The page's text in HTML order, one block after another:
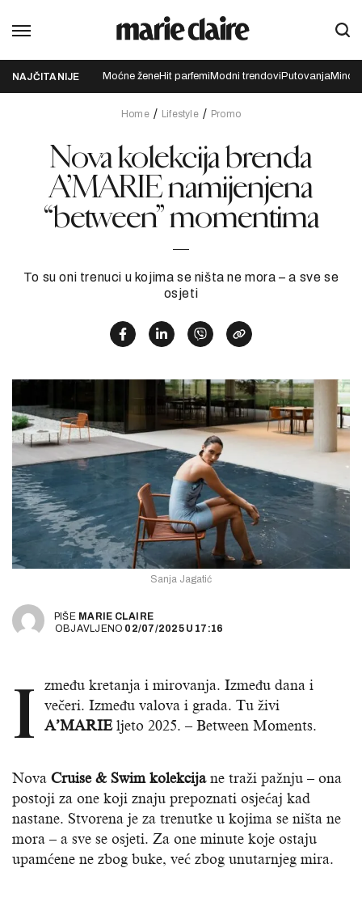
NAJČITANIJE Moćne ženeHit parfemi Modni trendovi Putovanja
Home Lifestyle Promo
Nova kolekcija brenda
A’MARIE namijenjena
“between” momentima
To su oni trenuci u kojima se ništa ne mora – a sve se
osjeti
Sanja Jagatić
PIŠE MARIE CLAIRE
OBJAVLJENO 02/07/2025 U 17:16
I
zmeđu kretanja i mirovanja. Između dana i
večeri. Između valova i grada. Tu živi
A’MARIEljeto 2025. – Between Moments.
Nova Cruise & Swim kolekcijane traži pažnju – ona
postoji za one koji znaju prepoznati osjećaj kad
nastane. Stvorena je za trenutke u kojima se ništa ne
mora – a sve se osjeti. Za one minute koje ostaju
upamćene ne zbog buke, već zbog unutarnjeg mira.